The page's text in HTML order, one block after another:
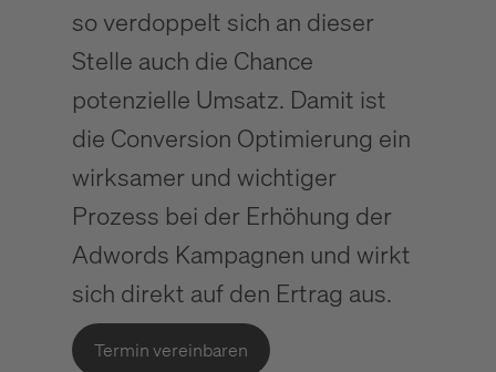
so verdoppelt sich an dieser
Stelle auch die Chance
potenzielle Umsatz. Damit ist
die Conversion Optimierung ein
wirksamer und wichtiger
Prozess bei der Erhöhung der
Adwords Kampagnen und wirkt
sich direkt auf den Ertrag aus.
Termin vereinbaren